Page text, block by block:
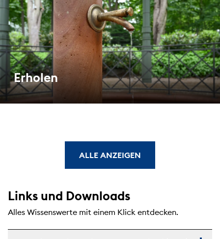
Erholen
ALLE ANZEIGEN
Links und Downloads
Alles Wissenswerte mit einem Klick entdecken.